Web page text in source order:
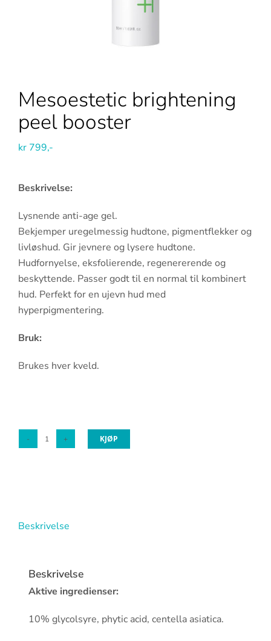
Mesoestetic brightening
peel booster
kr 799,-
Beskrivelse:
Lysnende anti-age gel.
Bekjemper uregelmessig hudtone, pigmentflekker og
livløshud. Gir jevnere og lysere hudtone.
Hudfornyelse, eksfolierende, regenererende og
beskyttende. Passer godt til en normal til kombinert
hud. Perfekt for en ujevn hud med
hyperpigmentering.
Bruk:
Brukes hver kveld.
Mesoestetic
KJØP
Beskrivelse
Beskrivelse
Aktive ingredienser:
10% glycolsyre, phytic acid, centella asiatica.